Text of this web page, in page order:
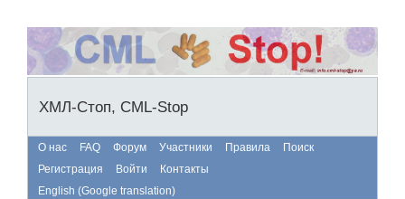
ХМЛ-Стоп, CML-Stop
О нас FAQ Форум Участники Правила
Поиск
Регистрация
Войти
Контакты
English (Google translation)